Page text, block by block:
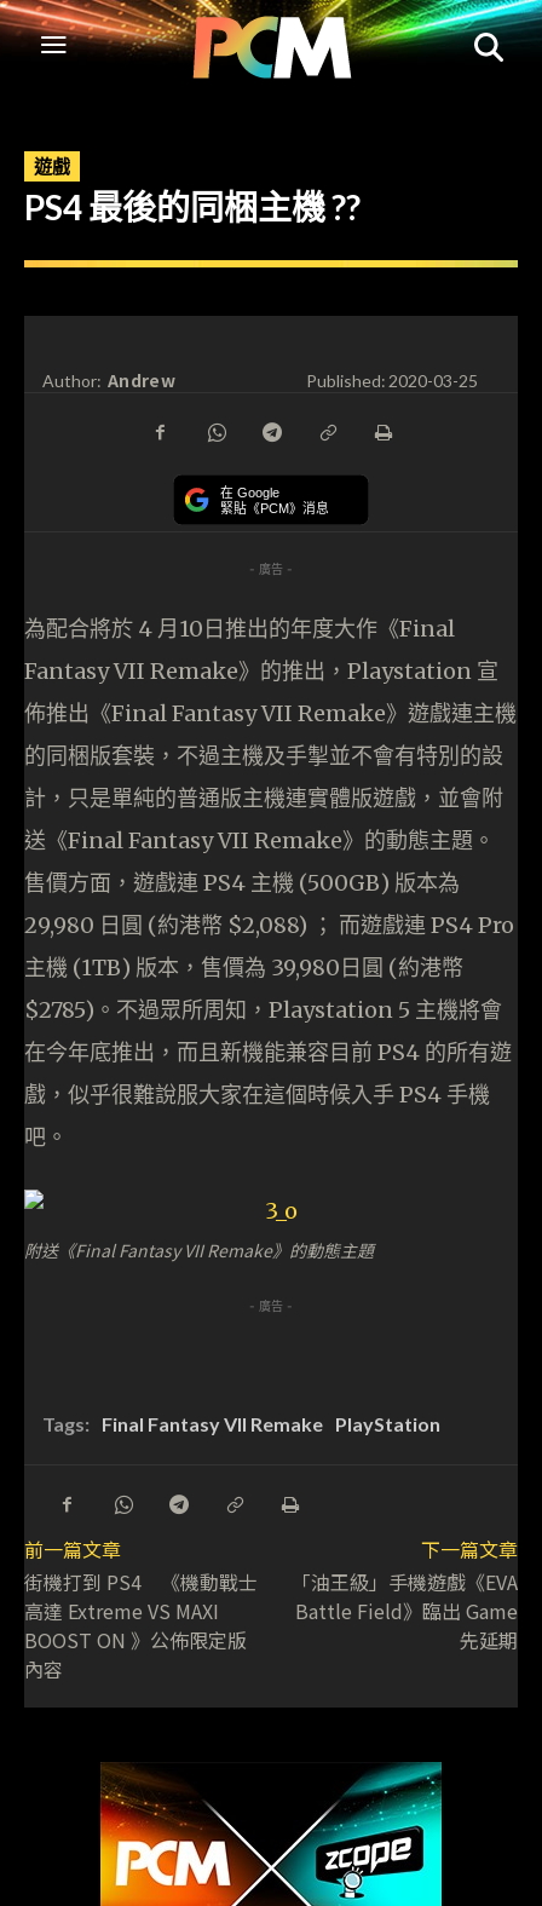
遊戲
PS4 最後的同梱主機 ??
Author: Andrew Published:2020-03-25
在 Google
緊貼《PCM》消息
- 廣告 -
為配合將於 4 月10日推出的年度大作《Final
Fantasy VII Remake》的推出，Playstation 宣
佈推出《Final Fantasy VII Remake》遊戲連主機
的同梱版套裝，不過主機及手掣並不會有特別的設
計，只是單純的普通版主機連實體版遊戲，並會附
送《Final Fantasy VII Remake》的動態主題。
售價方面，遊戲連 PS4 主機 (500GB) 版本為
29,980 日圓 (約港幣 $2,088) ； 而遊戲連 PS4 Pro
主機 (1TB) 版本，售價為 39,980日圓 (約港幣
$2785)。不過眾所周知，Playstation 5 主機將會
在今年底推出，而且新機能兼容目前 PS4 的所有遊
戲，似乎很難說服大家在這個時候入手 PS4 手機
吧。
附送《Final Fantasy VII Remake》的動態主題
- 廣告 -
Tags: Final Fantasy VII Remake PlayStation
前一篇文章
街機打到 PS4 《機動戰士
高達 Extreme VS MAXI
BOOST ON 》公佈限定版
內容
下一篇文章
「油王級」手機遊戲《EVA
Battle Field》臨出 Game
先延期